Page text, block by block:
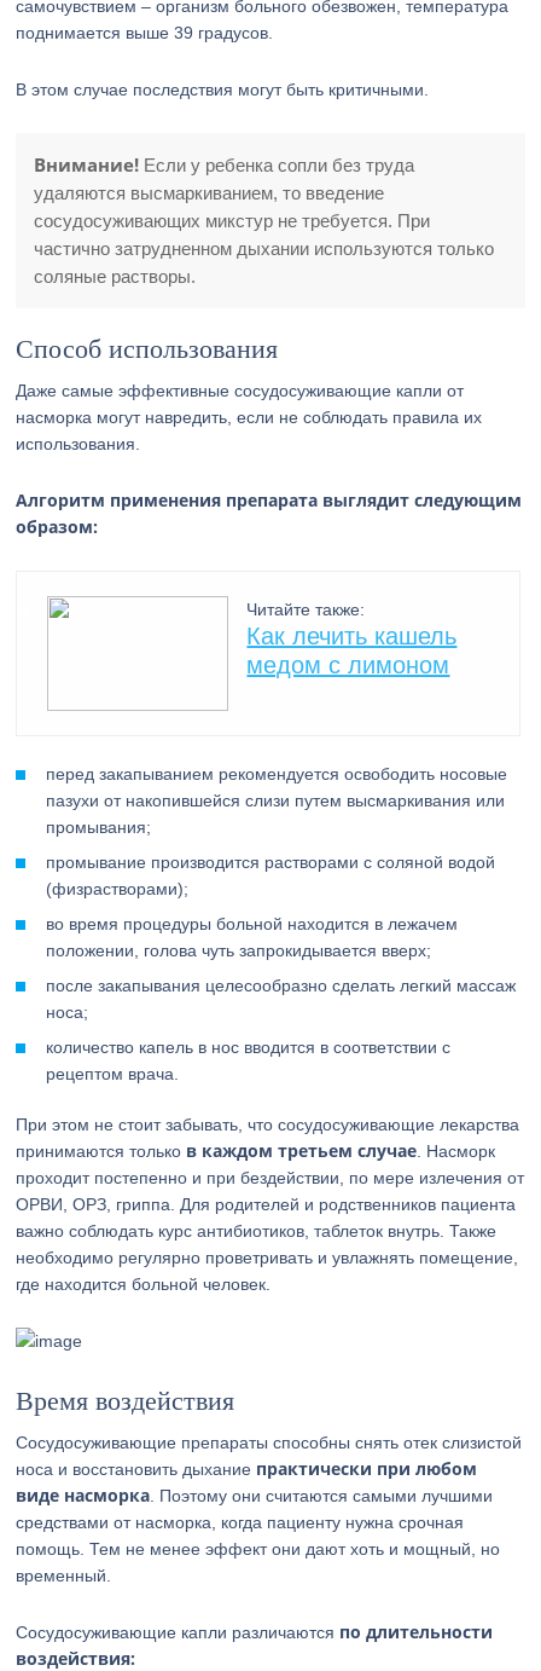
самочувствием – организм больного обезвожен, температура
поднимается выше 39 градусов.
В этом случае последствия могут быть критичными.
Внимание! Если у ребенка сопли без труда
удаляются высмаркиванием, то введение
сосудосуживающих микстур не требуется. При
частично затрудненном дыхании используются только
соляные растворы.
Способ использования
Даже самые эффективные сосудосуживающие капли от
насморка могут навредить, если не соблюдать правила их
использования.
Алгоритм применения препарата выглядит следующим
образом:
Читайте также:
Как лечить кашель
медом с лимоном
перед закапыванием рекомендуется освободить носовые
пазухи от накопившейся слизи путем высмаркивания или
промывания;
промывание производится растворами с соляной водой
(физрастворами);
во время процедуры больной находится в лежачем
положении, голова чуть запрокидывается вверх;
после закапывания целесообразно сделать легкий массаж
носа;
количество капель в нос вводится в соответствии с
рецептом врача.
При этом не стоит забывать, что сосудосуживающие лекарства
принимаются только в каждом третьем случае . Насморк
проходит постепенно и при бездействии, по мере излечения от
ОРВИ, ОРЗ, гриппа. Для родителей и родственников пациента
важно соблюдать курс антибиотиков, таблеток внутрь. Также
необходимо регулярно проветривать и увлажнять помещение,
где находится больной человек.
Время воздействия
Сосудосуживающие препараты способны снять отек слизистой
носа и восстановить дыхание практически при любом
виде насморка . Поэтому они считаются самыми лучшими
средствами от насморка, когда пациенту нужна срочная
помощь. Тем не менее эффект они дают хоть и мощный, но
временный.
Сосудосуживающие капли различаются по длительности
воздействия: